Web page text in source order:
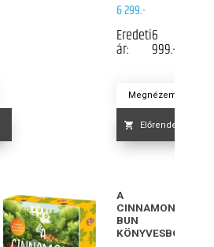
6 299.-
Eredeti
ár:
6
999.-
Megnézem
Előrendelem
A
CINNAMON
BUN
KÖNYVESBOLT